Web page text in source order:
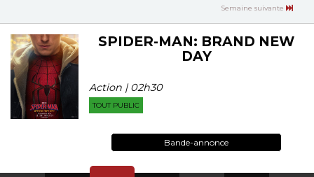
Semaine suivante
SPIDER-MAN: BRAND NEW
DAY
Action | 02h30
TOUT PUBLIC
Bande-annonce